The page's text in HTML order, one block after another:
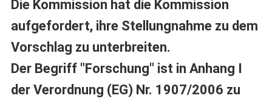
Die Kommission hat die Kommission
aufgefordert, ihre Stellungnahme zu dem
Vorschlag zu unterbreiten.
Der Begriff "Forschung" ist in Anhang I
der Verordnung (EG) Nr. 1907/2006 zu